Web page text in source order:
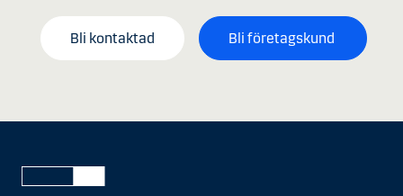
Bli kontaktad Bli företagskund